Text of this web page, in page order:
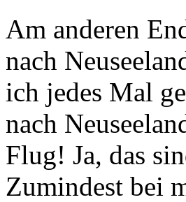
Am anderen
nach
ich jedes Mal
nach
Flug! Ja, das
Zumindest bei